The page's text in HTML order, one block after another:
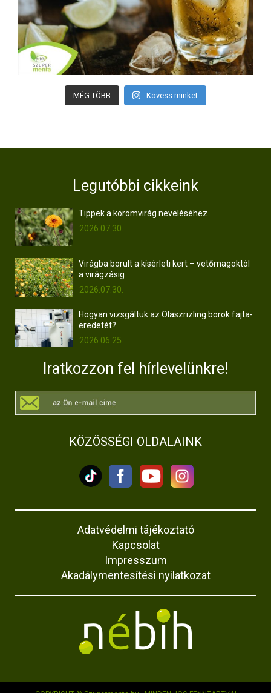
MÉG TÖBB Kövess minket
Legutóbbi cikkeink
Tippek a körömvirág neveléséhez
2026.07.30.
Virágba borult a kísérleti kert – vetőmagoktól
a virágzásig
2026.07.30.
Hogyan vizsgáltuk az Olaszrizling borok fajta-
eredetét?
2026.06.25.
Iratkozzon fel hírlevelünkre!
KÖZÖSSÉGI OLDALAINK
Adatvédelmi tájékoztató
Kapcsolat
Impresszum
Akadálymentesítési nyilatkozat